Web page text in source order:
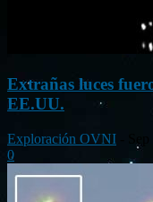
Extrañas luces
EE.UU.
Exploración OVNI
0